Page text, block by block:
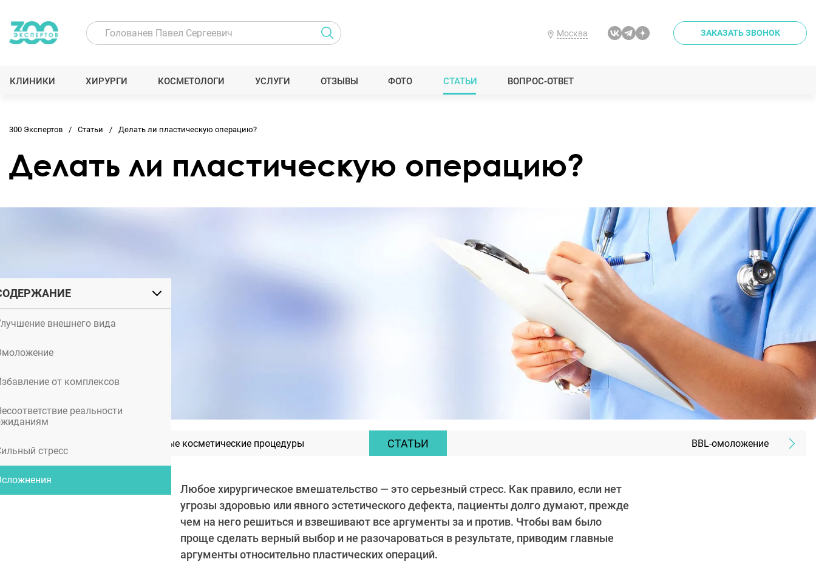
Москва ЗАКАЗАТЬ ЗВОНОК
КЛИНИКИ ХИРУРГИ КОСМЕТОЛОГИ УСЛУГИ ОТЗЫВЫ ФОТО СТАТЬИ ВОПРОС-ОТВЕТ
внешнего вида
от комплексов
реальности
стресс
300 Экспертов Статьи Делать ли пластическую операцию?
Делать ли пластическую операцию?
Самые дорогие и необычные косметические процедуры СТАТЬИ BBL-омоложение
Любое хирургическое вмешательство — это серьезный стресс. Как правило, если нет
угрозы здоровью или явного эстетического дефекта, пациенты долго думают, прежде
чем на него решиться и взвешивают все аргументы за и против. Чтобы вам было
проще сделать верный выбор и не разочароваться в результате, приводим главные
аргументы относительно пластических операций.